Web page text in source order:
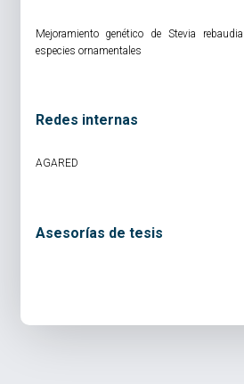
Mejoramiento genético de Stevia
especies ornamentales
Redes internas
AGARED
Asesorías de tesis